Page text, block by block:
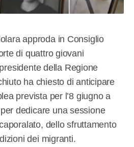
approda in Consiglio
di quattro giovani
della Regione
ha chiesto di anticipare
prevista per l’8 giugno a
dedicare una sessione
dello sfruttamento
dei migranti.